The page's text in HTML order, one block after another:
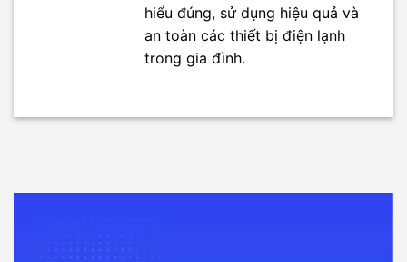
hiểu đúng, sử dụng hiệu quả và
an toàn các thiết bị điện lạnh
trong gia đình.